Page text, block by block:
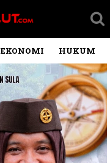
EKONOMI HUKUM